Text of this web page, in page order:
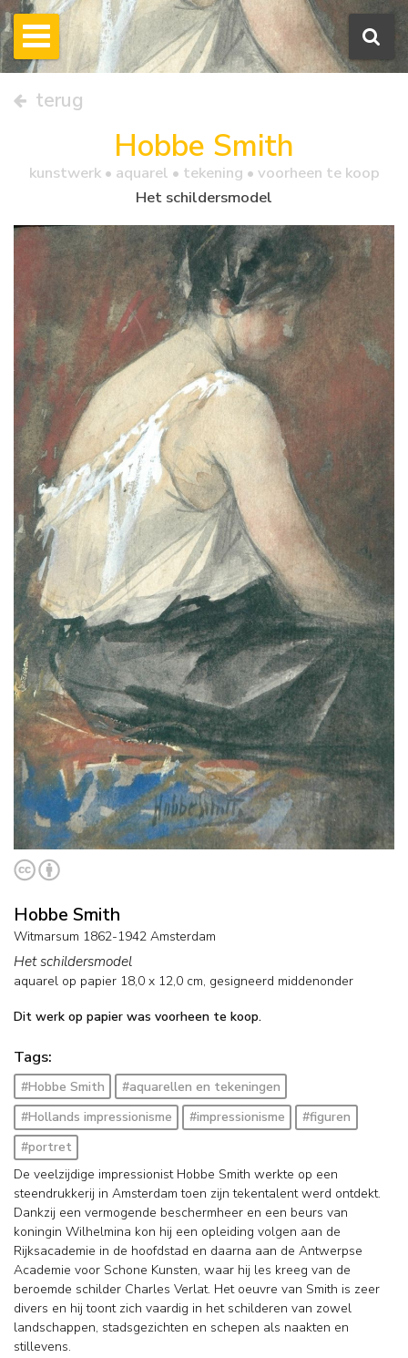
terug
Hobbe Smith
kunstwerk • aquarel • tekening • voorheen te koop
Het schildersmodel
Hobbe Smith
Witmarsum 1862-1942 Amsterdam
Het schildersmodel
aquarel op papier 18,0 x 12,0 cm, gesigneerd middenonder
Dit werk op papier was voorheen te koop.
Tags:
#Hobbe Smith
#aquarellen en tekeningen
#Hollands impressionisme
#impressionisme
#figuren
#portret
De veelzijdige impressionist Hobbe Smith werkte op een
steendrukkerij in Amsterdam toen zijn tekentalent werd ontdekt.
Dankzij een vermogende beschermheer en een beurs van
koningin Wilhelmina kon hij een opleiding volgen aan de
Rijksacademie in de hoofdstad en daarna aan de Antwerpse
Academie voor Schone Kunsten, waar hij les kreeg van de
beroemde schilder Charles Verlat. Het oeuvre van Smith is zeer
divers en hij toont zich vaardig in het schilderen van zowel
landschappen, stadsgezichten en schepen als naakten en
stillevens.